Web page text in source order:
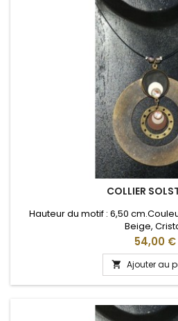
COLLIER
Hauteur du motif : 6,50
Beige,
Prix
54,00 €
 Ajouter au